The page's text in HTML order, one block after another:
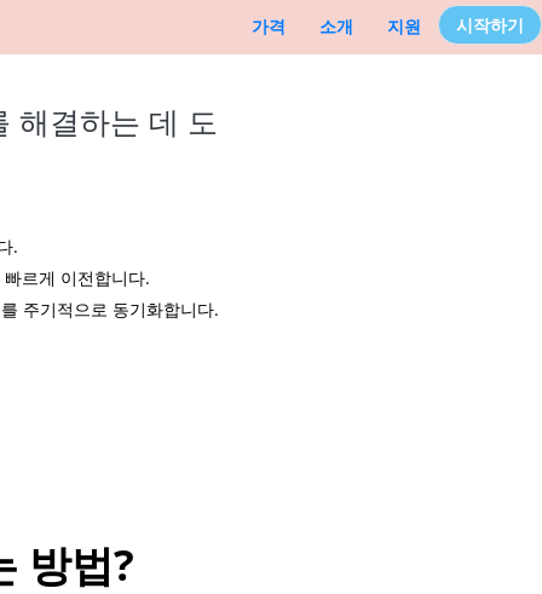
시작하기
가격 소개 지원
해결하는 데 도
.
르게 이전합니다.
주기적으로 동기화합니다.
방법?